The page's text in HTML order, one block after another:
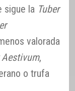
sigue la Tuber
valorada
Aestivum,
o trufa